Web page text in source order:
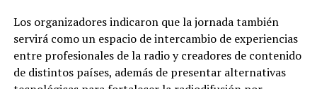
Los organizadores indicaron que la jornada también
servirá como un espacio de intercambio de experiencias
entre profesionales de la radio y creadores de contenido
de distintos países, además de presentar alternativas